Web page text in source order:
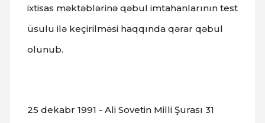
ixtisas məktəblərinə qəbul imtahanlarının test
üsulu ilə keçirilməsi haqqında qərar qəbul
olunub.
25 dekabr 1991 - Ali Sovetin Milli Şurası 31